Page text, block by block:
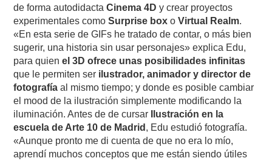
de forma autodidactaCinema 4D y crear proyectos
experimentales comoSurprise box oVirtual Realm.
«En esta serie de GIFs he tratado de contar, o más bien
sugerir, una historia sin usar personajes» explica Edu,
para quienel 3D ofrece unas posibilidades infinitas
que le permiten ser ilustrador, animador y director de
fotografía al mismo tiempo; y donde es posible cambiar
el mood de la ilustración simplemente modificando la
iluminación. Antes de de cursar
Ilustración en la
escuela de Arte 10 de Madrid , Edu estudió fotografía.
«Aunque pronto me di cuenta de que no era lo mío,
aprendí muchos conceptos que me están siendo útiles